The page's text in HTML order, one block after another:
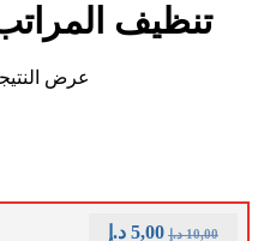
تنظيف
عرض
10,00 د.إ 5,00 د.إ